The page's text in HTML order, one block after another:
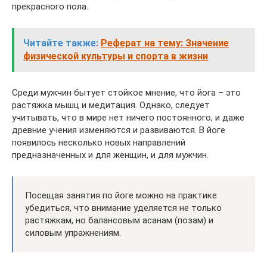
прекрасного пола.
Читайте также: Реферат на тему: Значение
физической культуры и спорта в жизни
Среди мужчин бытует стойкое мнение, что йога – это
растяжка мышц и медитация. Однако, следует
учитывать, что в мире нет ничего постоянного, и даже
древние учения изменяются и развиваются. В йоге
появилось несколько новых направлений
предназначенных и для женщин, и для мужчин.
Посещая занятия по йоге можно на практике
убедиться, что внимание уделяется не только
растяжкам, но балансовым асанам (позам) и
силовым упражнениям.